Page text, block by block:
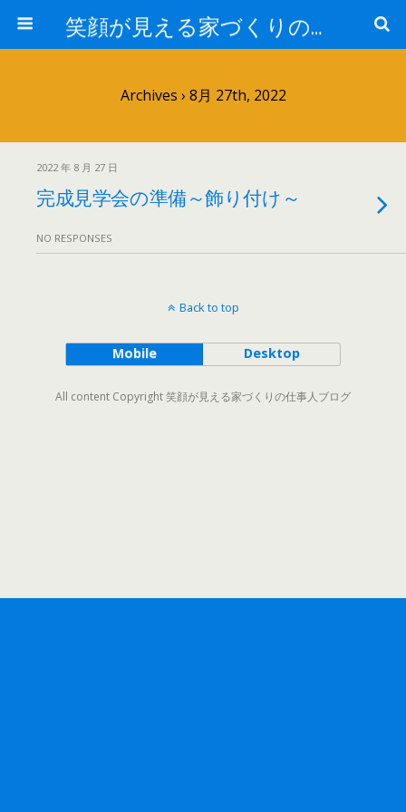
笑顔が見える家づくりの仕事人ブログ
Archives › 8月 27th, 2022
2022 年 8 月 27 日
完成見学会の準備～飾り付け～
NO RESPONSES
Back to top
Mobile Desktop
All content Copyright 笑顔が見える家づくりの仕事人ブログ